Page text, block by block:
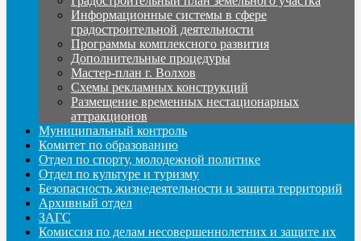
Информационные системы в сфере
градостроительной деятельности
Программы комплексного развития
Дополнительные процедуры
Мастер-план г. Волхов
Схемы рекламных конструкций
Размещение временных нестационарных
аттракционов
Муниципальный контроль
Комитет по образованию
Отдел по спорту, молодежной политике
Отдел по культуре и туризму
Безопасность жизнедеятельности и защита территорий
Архивный отдел
ЗАГС
Комиссия по делам несовершеннолетних и защите их